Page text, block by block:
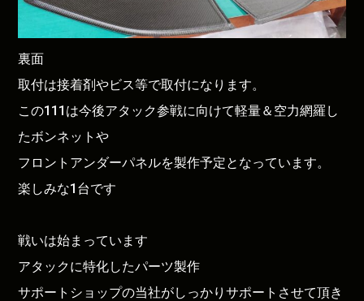
裏面
取付は接着剤やビス等で取付になります。
この111は今後アタック参戦に向けて軽量＆空力網羅し
たボンネットや
フロントアンダーパネルを製作予定となっています。
楽しみな1台です
戦いは始まっています
アタックに特化したパーツ製作
サポートショップの当社がしっかりサポートさせて頂き